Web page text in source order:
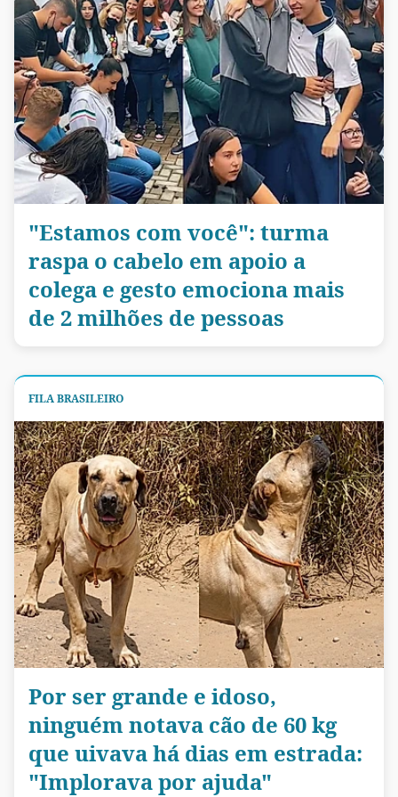
"Estamos com você": turma
raspa o cabelo em apoio a
colega e gesto emociona mais
de 2 milhões de pessoas
FILA BRASILEIRO
Por ser grande e idoso,
ninguém notava cão de 60 kg
que uivava há dias em estrada:
"Implorava por ajuda"